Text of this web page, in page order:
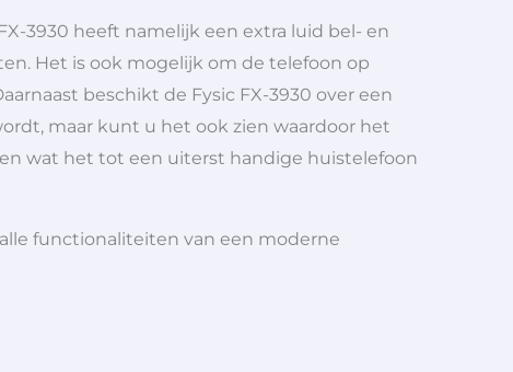
3930 heeft namelijk een extra luid bel- en
Het is ook mogelijk om de telefoon op
beschikt de Fysic FX-3930 over een
maar kunt u het ook zien waardoor het
wat het tot een uiterst handige huistelefoon
functionaliteiten van een moderne